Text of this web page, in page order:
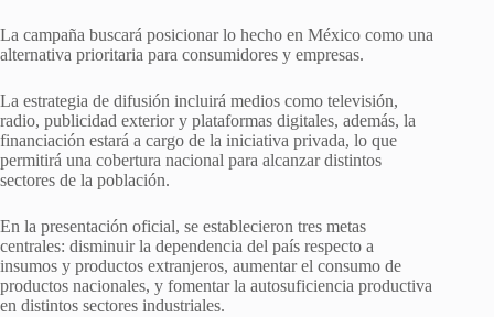
La campaña buscará posicionar lo hecho en México como una
alternativa prioritaria para consumidores y empresas.
La estrategia de difusión incluirá medios como televisión,
radio, publicidad exterior y plataformas digitales, además, la
financiación estará a cargo de la iniciativa privada, lo que
permitirá una cobertura nacional para alcanzar distintos
sectores de la población.
En la presentación oficial, se establecieron tres metas
centrales: disminuir la dependencia del país respecto a
insumos y productos extranjeros, aumentar el consumo de
productos nacionales, y fomentar la autosuficiencia productiva
en distintos sectores industriales.